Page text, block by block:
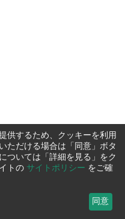
供するため、クッキーを利用
ただける場合は「同意」ボタ
ついては「詳細を見る」をク
トの サイトポリシー をご確
同意